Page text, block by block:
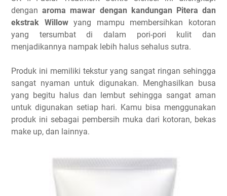
denganaroma mawar dengan kandungan Pitera dan
ekstrak Willowyang mampu membersihkan kotoran
yang tersumbat di dalam pori-pori kulit dan
menjadikannya nampak lebih halus sehalus sutra.
Produk ini memiliki tekstur yang sangat ringan sehingga
sangat nyaman untuk digunakan. Menghasilkan busa
yang begitu halus dan lembut sehingga sangat aman
untuk digunakan setiap hari. Kamu bisa menggunakan
produk ini sebagai pembersih muka dari kotoran, bekas
make up, dan lainnya.